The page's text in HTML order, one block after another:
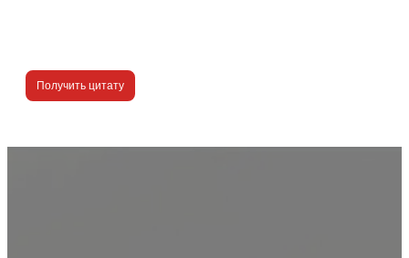
Получить цитату